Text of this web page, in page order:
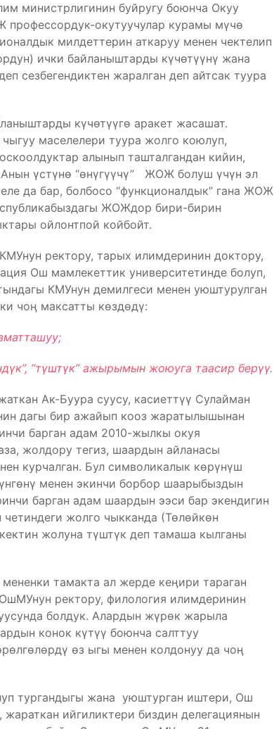
министрлигинин буйругу боюнча Окуу
окутуучулар курамы мүчө
милдеттерин аткаруу менен чектелип
ички байланыштарды күчөтүүнү жана
сезбегендиктен жаралган деп айтсак туура
күчөтүүгө аракет жасашат.
маселелери туура жолго коюлуп,
алынып ташталгандан кийин,
үстүнө “өнүгүүчү” ЖОЖ болуш үчүн эл
да бар, болбосо “функционалдык” гана ЖОЖ
ЖОЖдор бири-бирин
ойлонтпой койбойт.
ректору, тарых илимдеринин доктору,
Ош мамлекеттик университетинде болуп,
КМУнун демилгеси менен уюштурулган
чоӊ максатты көздөдү:
үк”, “түштүк” ажырымын жоюуга таасир берүү.
Ак-Буура суусу, касиеттүү Сулайман
дагы бир ажайып кооз жаратылышынан
барган адам 2010-жылкы окуя
жолдору тегиз, шаардын айланасы
курчалган. Бул символикалык көрүнүш
менен экинчи борбор шаарыбыздын
барган адам шаардын ээси бар экендигин
жолго чыкканда (Төлөйкөн
жолуна түштүк деп тамаша кылганы
тамакта ал жерде кеӊири тараган
ректору, филология илимдеринин
болдук. Алардын жүрөк жарыла
конок күтүү боюнча салттуу
өз ыгы менен колдонуу да чоӊ
тургандыгы жана уюштурган иштери, Ош
ийгиликтери биздин делегациянын